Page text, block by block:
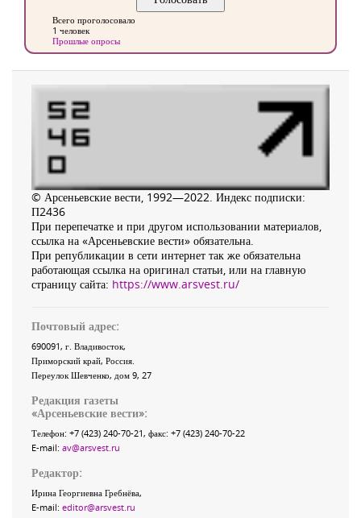
Всего проголосовало
1 человек
Прошлые опросы
© Арсеньевские вести, 1992—2022. Индекс подписки:
П2436
При перепечатке и при другом использовании материалов,
ссылка на «Арсеньевские вести» обязательна.
При републикации в сети интернет так же обязательна
работающая ссылка на оригинал статьи, или на главную
страницу сайта: https://www.arsvest.ru/
Почтовый адрес:
690091, г. Владивосток,
Приморский край, Россия
Переулок Шевченко, дом 9, 27
Редакция газеты
«Арсеньевские вести»:
Телефон: +7 (423) 240-70-21, факс: +7 (423) 240-70-22
E-mail: av@arsvest.ru
Редактор:
Ирина Георгиевна Гребнёва,
E-mail: editor@arsvest.ru